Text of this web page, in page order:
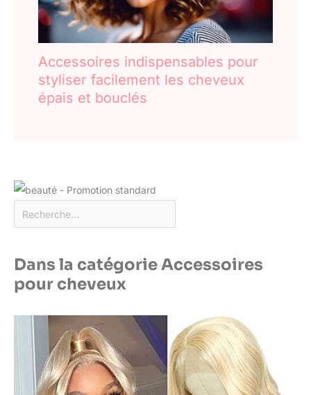
Accessoires indispensables pour
styliser facilement les cheveux
épais et bouclés
Dans la catégorie Accessoires
pour cheveux